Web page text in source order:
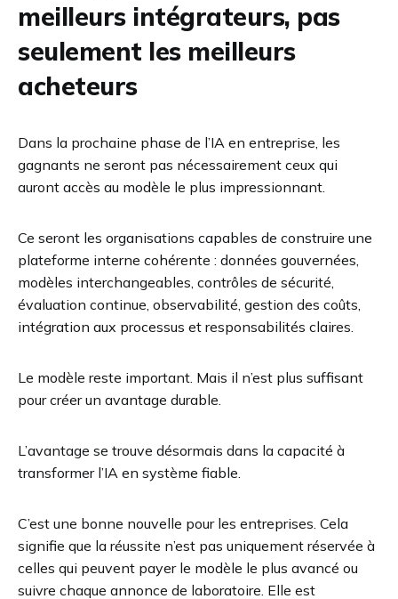
meilleurs intégrateurs, pas
seulement les meilleurs
acheteurs
Dans la prochaine phase de l’IA en entreprise, les
gagnants ne seront pas nécessairement ceux qui
auront accès au modèle le plus impressionnant.
Ce seront les organisations capables de construire une
plateforme interne cohérente : données gouvernées,
modèles interchangeables, contrôles de sécurité,
évaluation continue, observabilité, gestion des coûts,
intégration aux processus et responsabilités claires.
Le modèle reste important. Mais il n’est plus suffisant
pour créer un avantage durable.
L’avantage se trouve désormais dans la capacité à
transformer l’IA en système fiable.
C’est une bonne nouvelle pour les entreprises. Cela
signifie que la réussite n’est pas uniquement réservée à
celles qui peuvent payer le modèle le plus avancé ou
suivre chaque annonce de laboratoire. Elle est